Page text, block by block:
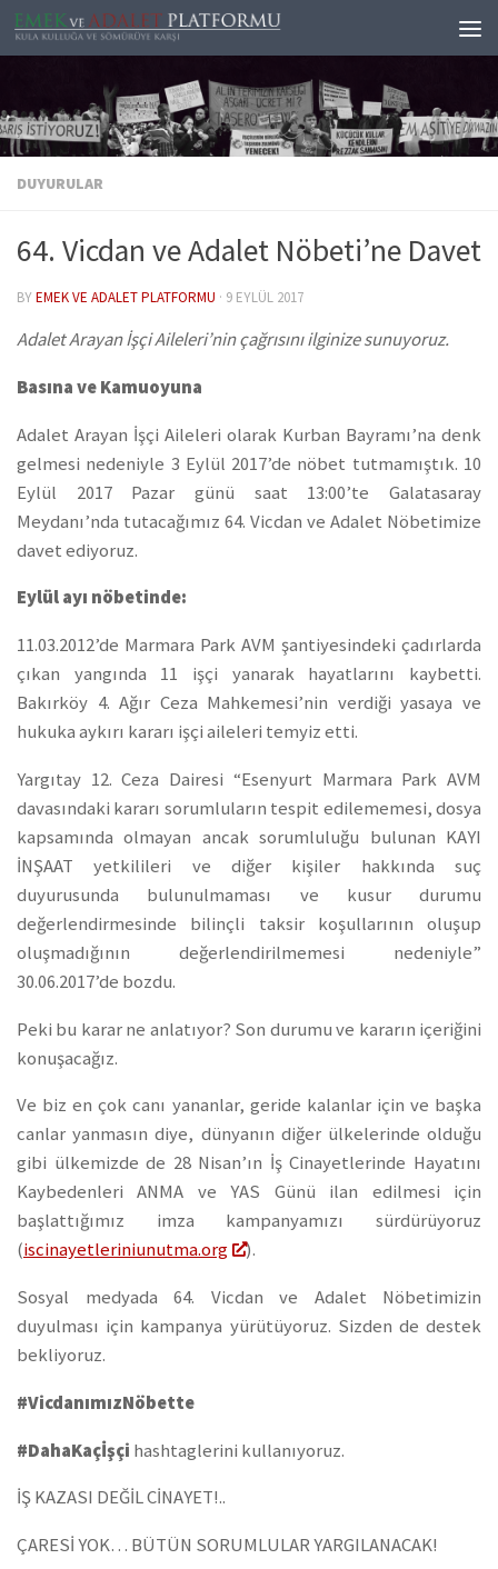
Skip to content
DUYURULAR
64. Vicdan ve Adalet Nöbeti’ne Davet
BYEMEK VE ADALET PLATFORMU · 9 EYLÜL 2017
Adalet Arayan İşçi Aileleri’nin çağrısını ilginize sunuyoruz.
Basına ve Kamuoyuna
Adalet Arayan İşçi Aileleri olarak Kurban Bayramı’na denk
gelmesi nedeniyle 3 Eylül 2017’de nöbet tutmamıştık. 10
Eylül 2017 Pazar günü saat 13:00’te Galatasaray
Meydanı’nda tutacağımız 64. Vicdan ve Adalet Nöbetimize
davet ediyoruz.
Eylül ayı nöbetinde:
11.03.2012’de Marmara Park AVM şantiyesindeki çadırlarda
çıkan yangında 11 işçi yanarak hayatlarını kaybetti.
Bakırköy 4. Ağır Ceza Mahkemesi’nin verdiği yasaya ve
hukuka aykırı kararı işçi aileleri temyiz etti.
Yargıtay 12. Ceza Dairesi “Esenyurt Marmara Park AVM
davasındaki kararı sorumluların tespit edilememesi, dosya
kapsamında olmayan ancak sorumluluğu bulunan KAYI
İNŞAAT yetkilileri ve diğer kişiler hakkında suç
duyurusunda bulunulmaması ve kusur durumu
değerlendirmesinde bilinçli taksir koşullarının oluşup
oluşmadığının değerlendirilmemesi nedeniyle”
30.06.2017’de bozdu.
Peki bu karar ne anlatıyor? Son durumu ve kararın içeriğini
konuşacağız.
Ve biz en çok canı yananlar, geride kalanlar için ve başka
canlar yanmasın diye, dünyanın diğer ülkelerinde olduğu
gibi ülkemizde de 28 Nisan’ın İş Cinayetlerinde Hayatını
Kaybedenleri ANMA ve YAS Günü ilan edilmesi için
başlattığımız imza kampanyamızı sürdürüyoruz
(iscinayetleriniunutma.org ).
Sosyal medyada 64. Vicdan ve Adalet Nöbetimizin
duyulması için kampanya yürütüyoruz. Sizden de destek
bekliyoruz.
#VicdanımızNöbette
#DahaKaçİşçi hashtaglerini kullanıyoruz.
İŞ KAZASI DEĞİL CİNAYET!..
ÇARESİ YOK… BÜTÜN SORUMLULAR YARGILANACAK!